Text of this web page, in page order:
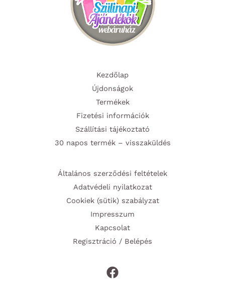
Kezdőlap
Újdonságok
Termékek
Fizetési információk
Szállítási tájékoztató
30 napos termék – visszaküldés
Általános szerződési feltételek
Adatvédeli nyilatkozat
Cookiek (sütik) szabályzat
Impresszum
Kapcsolat
Regisztráció / Belépés